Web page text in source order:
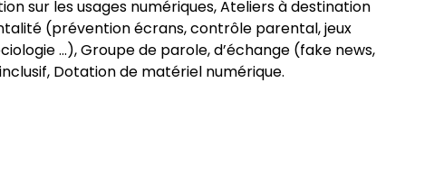
sur les usages numériques, Ateliers à destination
(prévention écrans, contrôle parental, jeux
…), Groupe de parole, d’échange (fake news,
Dotation de matériel numérique.